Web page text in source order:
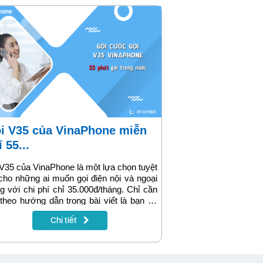
55...
của VinaPhone là một lựa chọn tuyệt
những ai muốn gọi điện nội và ngoại
với chi phí chỉ 35.000đ/tháng. Chỉ cần
hướng dẫn trong bài viết là bạn sẽ
được 55 phút gọi miễn phí trong nước,
dài suốt 30 ngày. Nếu bạn nhận được tin
hãy nhanh tay đăng ký để thoải mái liên
Chi tiết